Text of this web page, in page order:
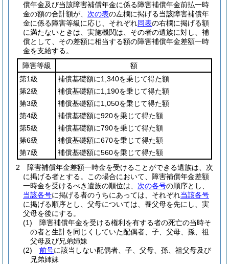
償年金及び当該障害補償年金に係る障害補償年金前払一時
金の額の合計額が、 次の表の左欄に掲げる当該障害補償年
金に係る障害等級に応じ、それぞれ同表の右欄に掲げる額
に満たないときは、実施機関は、その者の遺族に対し、補
償として、その差額に相当する額の障害補償年金差額一時
金を支給する。
障害等級
額
第1級
補償基礎額に1,340を乗じて得た額
第2級
補償基礎額に1,190を乗じて得た額
第3級
補償基礎額に1,050を乗じて得た額
第4級
補償基礎額に920を乗じて得た額
第5級
補償基礎額に790を乗じて得た額
第6級
補償基礎額に670を乗じて得た額
第7級
補償基礎額に560を乗じて得た額
2
障害補償年金差額一時金を受けることができる遺族は、次
に掲げる者とする。
この場合において、障害補償年金差額
一時金を受けるべき遺族の順位は、 次の各号の順序とし、
当該各号に掲げる者のうちにあっては、それぞれ当該各号
に掲げる順序とし、父母については、養父母を先にし、実
父母を後にする。
(1)
障害補償年金を受ける権利を有する者の死亡の当時そ
の者と生計を同じくしていた配偶者、子、父母、孫、祖
父母及び兄弟姉妹
(2)
前号に該当しない配偶者、子、父母、孫、祖父母及び
兄弟姉妹